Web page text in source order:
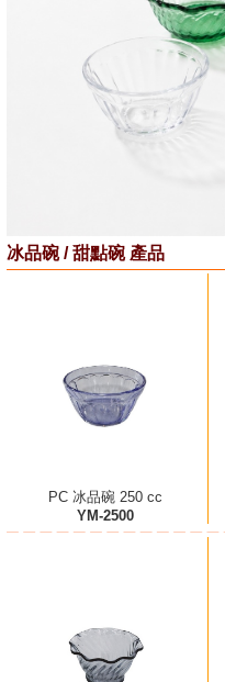
冰品碗 / 甜點碗 產品
PC 冰品碗 250 cc
YM-2500